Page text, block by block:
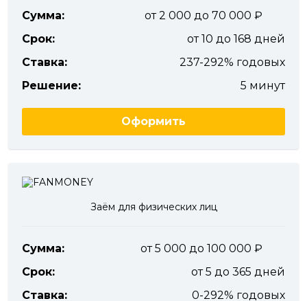
Сумма:
от 2 000 до 70 000
Срок:
от 10 до 168 дней
Ставка:
237-292% годовых
Решение:
5 минут
Оформить
Заём для физических лиц
Сумма:
от 5 000 до 100 000
Срок:
от 5 до 365 дней
Ставка:
0-292% годовых